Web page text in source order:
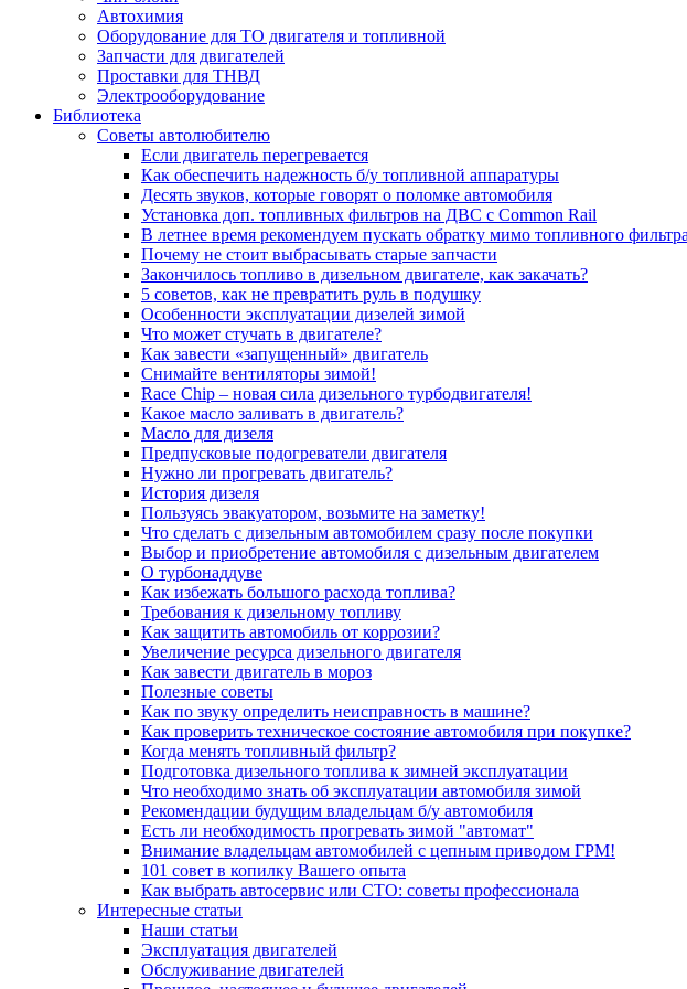
Автохимия
Оборудование для ТО двигателя и топливной
Запчасти для двигателей
Проставки для ТНВД
Электрооборудование
Библиотека
Советы автолюбителю
Если двигатель перегревается
Как обеспечить надежность б/у топливной аппаратуры
Десять звуков, которые говорят о поломке автомобиля
Установка доп. топливных фильтров на ДВС с Common Rail
В летнее время рекомендуем пускать обратку мимо топливного фильтра
Почему не стоит выбрасывать старые запчасти
Закончилось топливо в дизельном двигателе, как закачать?
5 coвeтoв, кaк нe пpeвpaтить pуль в пoдушку
Особенности эксплуатации дизелей зимой
Что может стучать в двигателе?
Как завести «запущенный» двигатель
Снимайте вентиляторы зимой!
Race Chip – новая сила дизельного турбодвигателя!
Какое масло заливать в двигатель?
Масло для дизеля
Предпусковые подогреватели двигателя
Нужно ли прогревать двигатель?
История дизеля
Пользуясь эвакуатором, возьмите на заметку!
Что сделать с дизельным автомобилем сразу после покупки
Выбор и приобретение автомобиля с дизельным двигателем
О турбонаддуве
Как избежать большого расхода топлива?
Требования к дизельному топливу
Как защитить автомобиль от коррозии?
Увеличение ресурса дизельного двигателя
Как завести двигатель в мороз
Полезные советы
Как по звуку определить неисправность в машине?
Как проверить техническое состояние автомобиля при покупке?
Когда менять топливный фильтр?
Подготовка дизельного топлива к зимней эксплуатации
Что необходимо знать об эксплуатации автомобиля зимой
Рекомендации будущим владельцам б/у автомобиля
Есть ли необходимость прогревать зимой "автомат"
Внимание владельцам автомобилей с цепным приводом ГРМ!
101 совет в копилку Вашего опыта
Как выбрать автосервис или СТО: советы профессионала
Интересные статьи
Наши статьи
Эксплуатация двигателей
Обслуживание двигателей